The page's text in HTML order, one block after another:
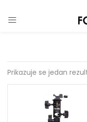
Prikazuje se jedan